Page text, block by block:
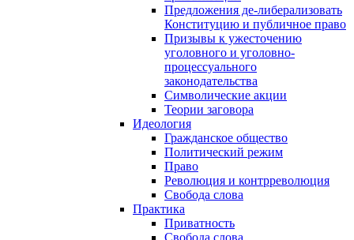
Предложения де-либерализовать
Конституцию и публичное право
Призывы к ужесточению
уголовного и уголовно-
процессуального
законодательства
Символические акции
Теории заговора
Идеология
Гражданское общество
Политический режим
Право
Революция и контрреволюция
Свобода слова
Практика
Приватность
Свобода слова